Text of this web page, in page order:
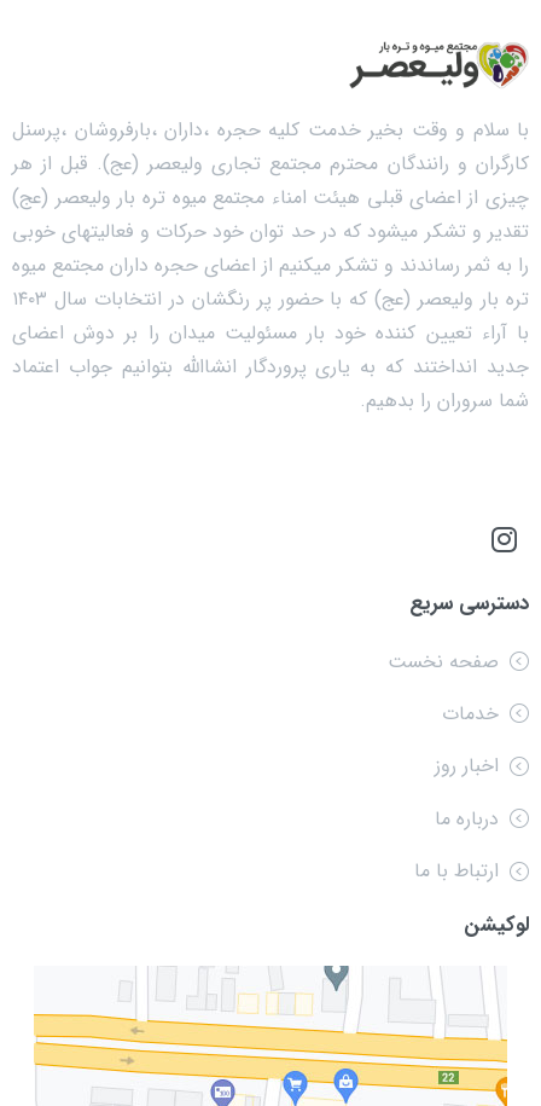
با سلام و وقت بخیر خدمت کلیه حجره ،داران ،بارفروشان ،پرسنل
کارگران و رانندگان محترم مجتمع تجاری ولیعصر (عج). قبل از هر
چیزی از اعضای قبلی هیئت امناء مجتمع میوه تره بار ولیعصر (عج)
تقدیر و تشکر میشود که در حد توان خود حرکات و فعالیتهای خوبی
را به ثمر رساندند و تشکر میکنیم از اعضای حجره داران مجتمع میوه
تره بار ولیعصر (عج) که با حضور پر رنگشان در انتخابات سال ۱۴۰۳
با آراء تعیین کننده خود بار مسئولیت میدان را بر دوش اعضای
جدید انداختند که به یاری پروردگار انشاالله بتوانیم جواب اعتماد
شما سروران را بدهیم.
دسترسی سریع
صفحه نخست
خدمات
اخبار روز
درباره ما
ارتباط با ما
لوکیشن